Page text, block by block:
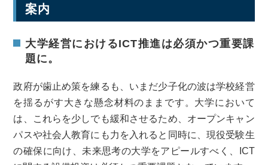
案内
大学経営におけるICT推進は必須かつ重要課
題に。
政府が歯止め策を練るも、いまだ少子化の波は学校経営
を揺るがす大きな懸念材料のままです。大学において
は、これらを少しでも緩和させるため、オープンキャン
パスや社会人教育にも力を入れると同時に、現役受験生
の確保に向け、未来思考の大学をアピールすべく、ICT